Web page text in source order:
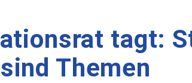
tagt:
Themen